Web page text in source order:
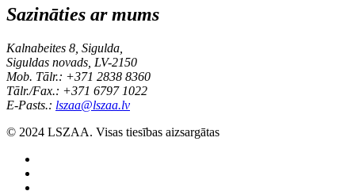
Sazināties ar mums
Kalnabeites 8, Sigulda,
Siguldas novads, LV-2150
Mob. Tālr.: +371 2838 8360
Tālr./Fax.: +371 6797 1022
E-Pasts.: lszaa@lszaa.lv
© 2024 LSZAA. Visas tiesības aizsargātas